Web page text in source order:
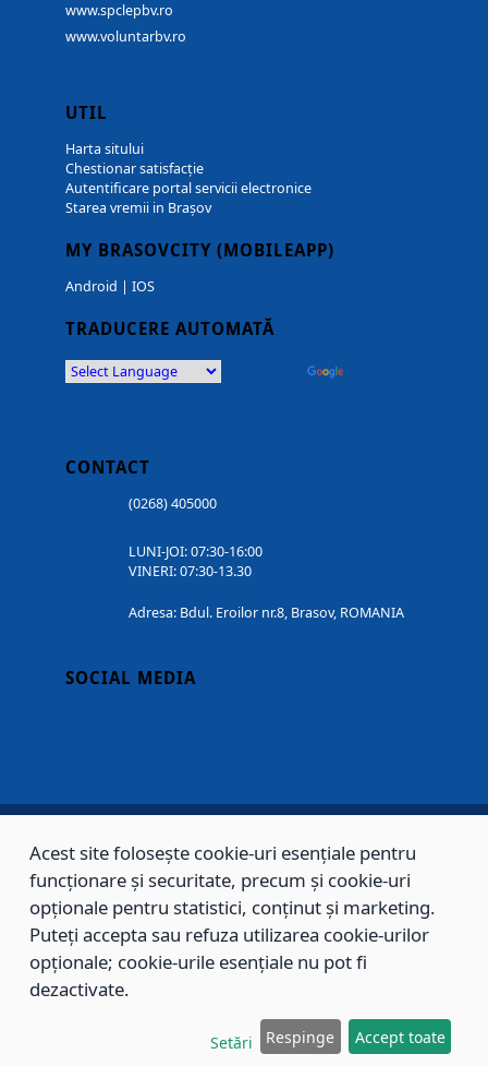
www.spclepbv.ro
www.voluntarbv.ro
UTIL
Harta sitului
Chestionar satisfacție
Autentificare portal servicii electronice
Starea vremii in Brașov
MY BRASOVCITY (MOBILEAPP)
Android | IOS
TRADUCERE AUTOMATĂ
CONTACT
(0268) 405000
LUNI-JOI: 07:30-16:00
VINERI: 07:30-13.30
Adresa: Bdul. Eroilor nr.8, Brasov, ROMANIA
SOCIAL MEDIA
Copyright © 2002 - 2026 - PRIMĂRIA MUNICIPIULUI BRAȘOV, toate drepturile
rezervate.
Sitemap Contact
Acest site folosește cookie-uri esențiale pentru
funcționare și securitate, precum și cookie-uri
opționale pentru statistici, conținut și marketing.
Puteți accepta sau refuza utilizarea cookie-urilor
opționale; cookie-urile esențiale nu pot fi
dezactivate.
Setări Respinge Accept toate